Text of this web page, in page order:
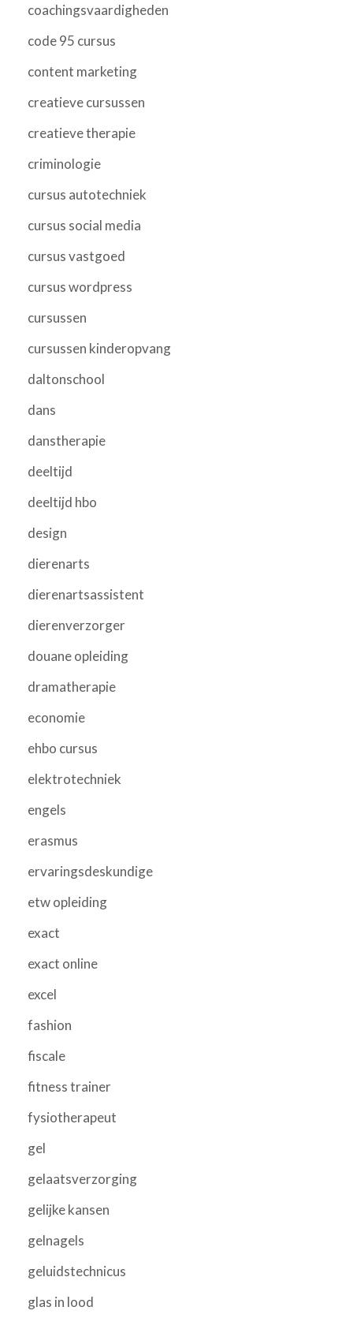
coachingsvaardigheden
code 95 cursus
content marketing
creatieve cursussen
creatieve therapie
criminologie
cursus autotechniek
cursus social media
cursus vastgoed
cursus wordpress
cursussen
cursussen kinderopvang
daltonschool
dans
danstherapie
deeltijd
deeltijd hbo
design
dierenarts
dierenartsassistent
dierenverzorger
douane opleiding
dramatherapie
economie
ehbo cursus
elektrotechniek
engels
erasmus
ervaringsdeskundige
etw opleiding
exact
exact online
excel
fashion
fiscale
fitness trainer
fysiotherapeut
gel
gelaatsverzorging
gelijke kansen
gelnagels
geluidstechnicus
glas in lood